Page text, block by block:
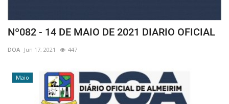
Nº082 - 14 DE MAIO DE 2021 DIARIO OFICIAL
DOA Jun 17, 2021 447
Maio